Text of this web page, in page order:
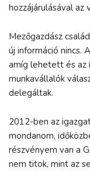
hozzájárulásával az
Mezőgazdász
új információ nincs.
amíg lehetett és az
munkavállalók
delegáltak.
2012-ben az
mondanom,
részvényem van a
nem titok, mint az